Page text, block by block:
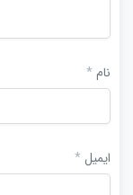
نام *
ایمیل *